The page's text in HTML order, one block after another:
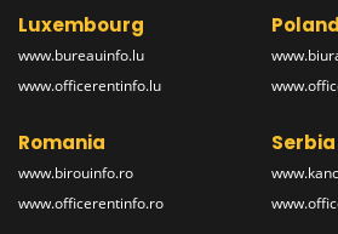
Luxembourg
www.bureauinfo.lu
www.officerentinfo.lu
Poland
Romania
www.birouinfo.ro
www.officerentinfo.ro
Serbia